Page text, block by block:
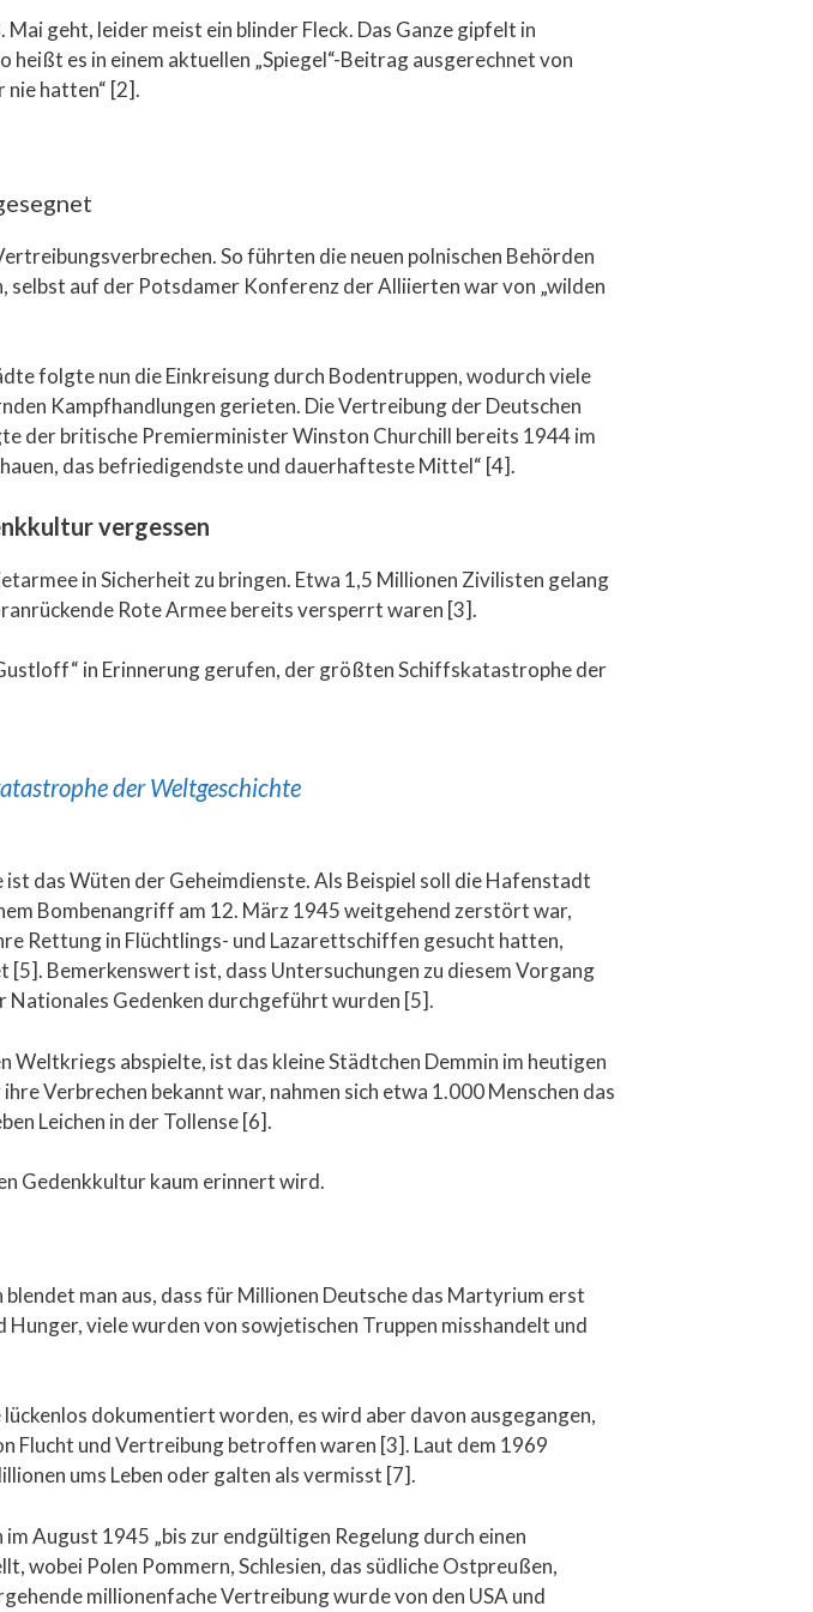
geht, leider meist ein blinder Fleck. Das Ganze gipfelt in
es in einem aktuellen „Spiegel“-Beitrag ausgerechnet von
hatten“ [2].
So führten die neuen polnischen Behörden
auf der Potsdamer Konferenz der Alliierten war von „wilden
folgte nun die Einkreisung durch Bodentruppen, wodurch viele
Kampfhandlungen gerieten. Die Vertreibung der Deutschen
der britische Premierminister Winston Churchill bereits 1944 im
das befriedigendste und dauerhafteste Mittel“ [4].
vergessen
in Sicherheit zu bringen. Etwa 1,5 Millionen Zivilisten gelang
Rote Armee bereits versperrt waren [3].
in Erinnerung gerufen, der größten Schiffskatastrophe der
der Weltgeschichte
das Wüten der Geheimdienste. Als Beispiel soll die Hafenstadt
Bombenangriff am 12. März 1945 weitgehend zerstört war,
Rettung in Flüchtlings- und Lazarettschiffen gesucht hatten,
Bemerkenswert ist, dass Untersuchungen zu diesem Vorgang
Gedenken durchgeführt wurden [5].
Weltkriegs abspielte, ist das kleine Städtchen Demmin im heutigen
Verbrechen bekannt war, nahmen sich etwa 1.000 Menschen das
Leichen in der Tollense [6].
Gedenkkultur kaum erinnert wird.
man aus, dass für Millionen Deutsche das Martyrium erst
viele wurden von sowjetischen Truppen misshandelt und
dokumentiert worden, es wird aber davon ausgegangen,
Flucht und Vertreibung betroffen waren [3]. Laut dem 1969
ums Leben oder galten als vermisst [7].
August 1945 „bis zur endgültigen Regelung durch einen
wobei Polen Pommern, Schlesien, das südliche Ostpreußen,
millionenfache Vertreibung wurde von den USA und